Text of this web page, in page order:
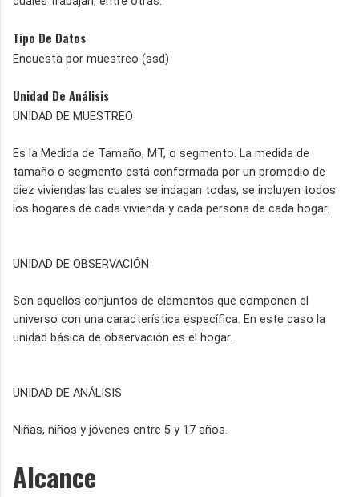
Tipo De Datos
Encuesta por muestreo (ssd)
Unidad De Análisis
UNIDAD DE MUESTREO
Es la Medida de Tamaño, MT, o segmento. La medida de
tamaño o segmento está conformada por un promedio de
diez viviendas las cuales se indagan todas, se incluyen todos
los hogares de cada vivienda y cada persona de cada hogar.
UNIDAD DE OBSERVACIÓN
Son aquellos conjuntos de elementos que componen el
universo con una característica específica. En este caso la
unidad básica de observación es el hogar.
UNIDAD DE ANÁLISIS
Niñas, niños y jóvenes entre 5 y 17 años.
Alcance